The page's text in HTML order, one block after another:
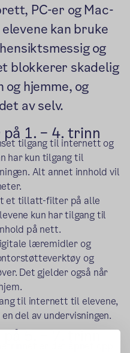
PC-er og Mac-
kan bruke
og
blokkerer skadelig
og hjemme, og
av selv.
1. – 4. trinn
tilgang til internett og
har kun tilgang til
Alt annet innhold vil
et tillatt-filter på alle
kun har tilgang til
på nett.
læremidler og
og
Det gjelder også når
til internett til elevene,
del av undervisningen.
5. – 7. trinn